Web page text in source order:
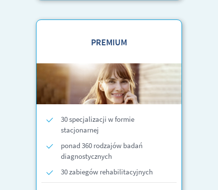
PREMIUM
30 specjalizacji w formie
stacjonarnej
ponad 360 rodzajów badań
diagnostycznych
30 zabiegów rehabilitacyjnych